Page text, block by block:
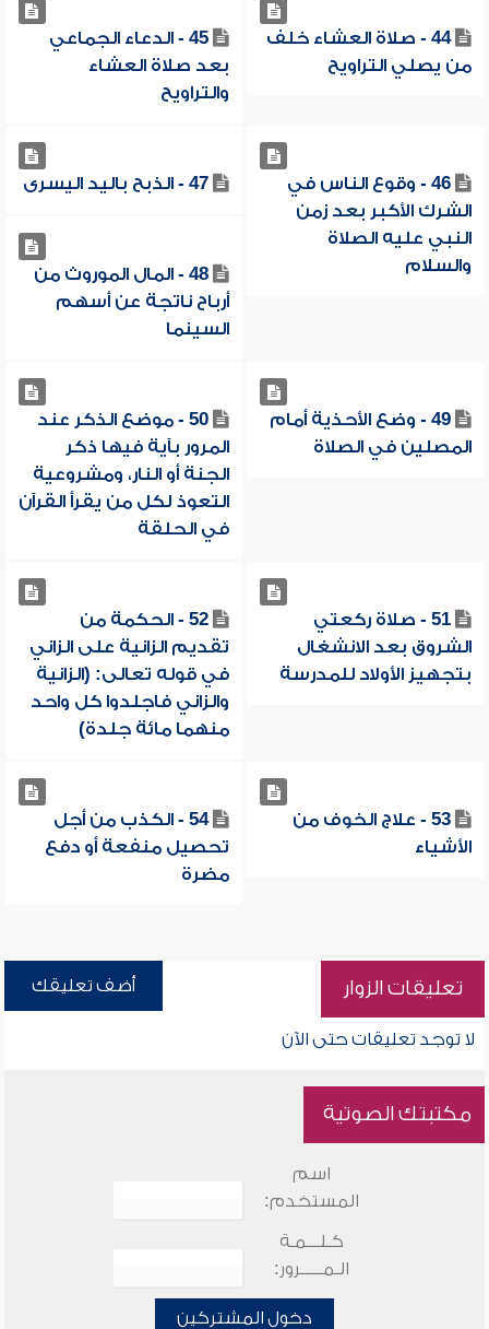
44 - صلاة العشاء خلف
من يصلي التراويح
45 - الدعاء الجماعي
بعد صلاة العشاء
والتراويح
46 - وقوع الناس في
الشرك الأكبر بعد زمن
النبي عليه الصلاة
والسلام
47 - الذبح باليد اليسرى
48 - المال الموروث من
أرباح ناتجة عن أسهم
السينما
49 - وضع الأحذية أمام
المصلين في الصلاة
50 - موضع الذكر عند
المرور بآية فيها ذكر
الجنة أو النار، ومشروعية
التعوذ لكل من يقرأ القرآن
في الحلقة
51 - صلاة ركعتي
الشروق بعد الانشغال
بتجهيز الأولاد للمدرسة
52 - الحكمة من
تقديم الزانية على الزاني
في قوله تعالى: (الزانية
والزاني فاجلدوا كل واحد
منهما مائة جلدة)
53 - علاج الخوف من
الأشياء
54 - الكذب من أجل
تحصيل منفعة أو دفع
مضرة
تعليقات الزوار أضف تعليقك
لا توجد تعليقات حتى الآن
مكتبتك الصوتية
اسم
المستخدم:
كـلـــمـة
الـمـــــرور:
دخول المشتركين